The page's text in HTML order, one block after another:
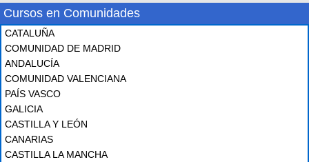
Cursos en Comunidades
CATALUÑA
COMUNIDAD DE MADRID
ANDALUCÍA
COMUNIDAD VALENCIANA
PAÍS VASCO
GALICIA
CASTILLA Y LEÓN
CANARIAS
CASTILLA LA MANCHA